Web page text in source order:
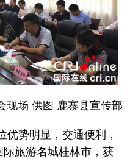
现场 供图 鹿寨县宣传部
势明显，交通便利，
旅游名城桂林市，获